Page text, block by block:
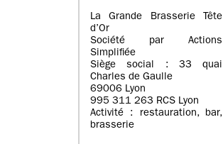
La Grande Brasserie Tête
d’Or
Société par Actions
Simplifiée
Siège social : 33 quai
Charles de Gaulle
69006 Lyon
995 311 263 RCS Lyon
Activité : restauration, bar,
brasserie